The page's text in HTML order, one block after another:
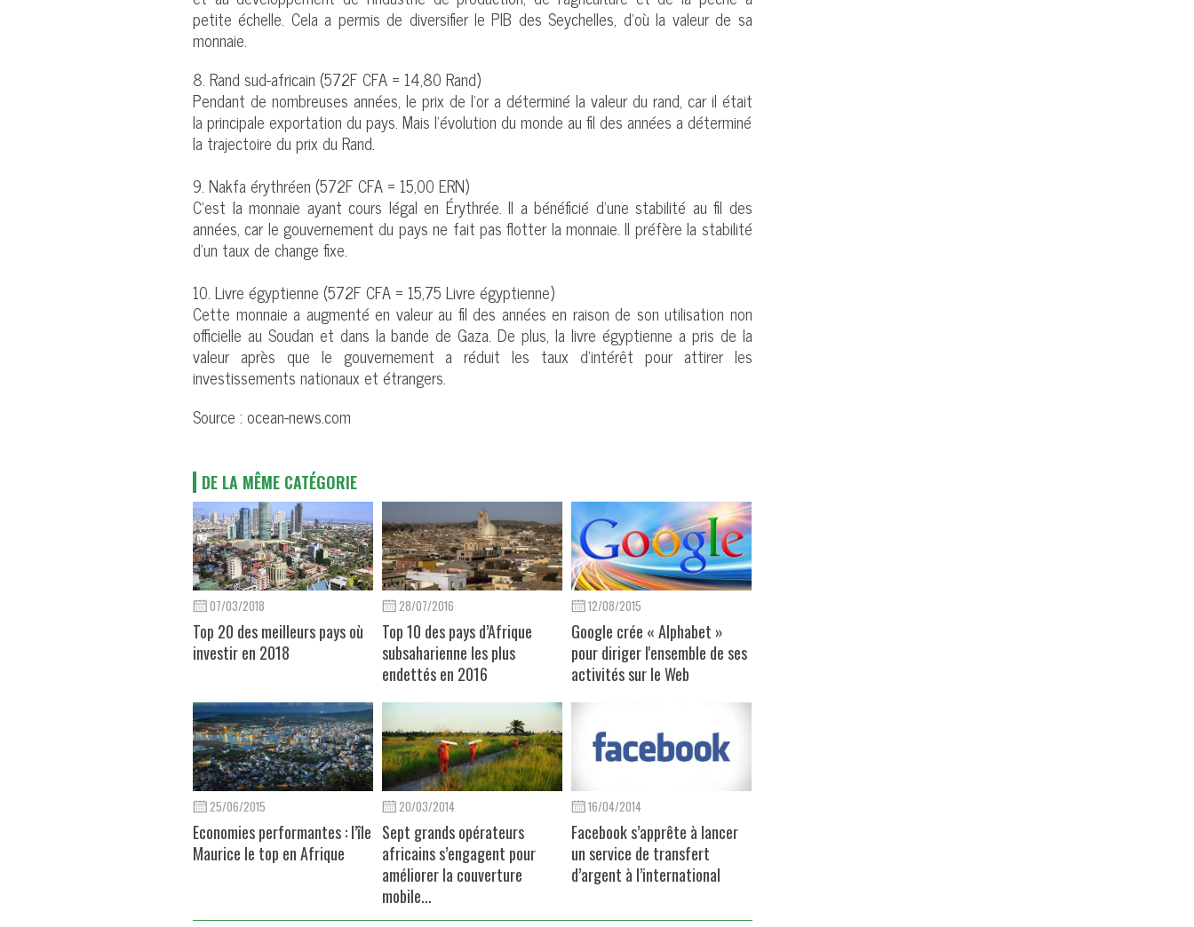
petite échelle. Cela a permis de diversifier le PIB des Seychelles, d’où la valeur de sa
monnaie.
8. Rand sud-africain (572F CFA = 14,80 Rand)
Pendant de nombreuses années, le prix de l’or a déterminé la valeur du rand, car il était
la principale exportation du pays. Mais l’évolution du monde au fil des années a déterminé
la trajectoire du prix du Rand.
9. Nakfa érythréen (572F CFA = 15,00 ERN)
C’est la monnaie ayant cours légal en Érythrée. Il a bénéficié d’une stabilité au fil des
années, car le gouvernement du pays ne fait pas flotter la monnaie. Il préfère la stabilité
d’un taux de change fixe.
10. Livre égyptienne (572F CFA = 15,75 Livre égyptienne)
Cette monnaie a augmenté en valeur au fil des années en raison de son utilisation non
officielle au Soudan et dans la bande de Gaza. De plus, la livre égyptienne a pris de la
valeur après que le gouvernement a réduit les taux d’intérêt pour attirer les
investissements nationaux et étrangers.
Source : ocean-news.com
DE LA MÊME CATÉGORIE
07/03/2018
Top 20 des meilleurs pays où
investir en 2018
28/07/2016
Top 10 des pays d’Afrique
subsaharienne les plus
endettés en 2016
12/08/2015
Google crée « Alphabet »
pour diriger l'ensemble de ses
activités sur le Web
25/06/2015
Economies performantes : l’île
Maurice le top en Afrique
20/03/2014
Sept grands opérateurs
africains s’engagent pour
améliorer la couverture
mobile...
16/04/2014
Facebook s’apprête à lancer
un service de transfert
d’argent à l’international